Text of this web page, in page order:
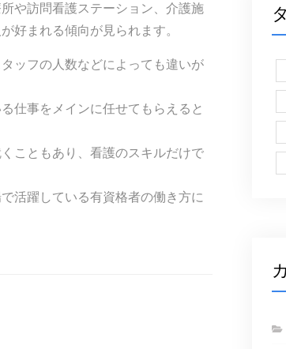
や訪問看護ステーション、介護施
好まれる傾向が見られます。
ッフの人数などによっても違いが
仕事をメインに任せてもらえると
こともあり、看護のスキルだけで
活躍している有資格者の働き方に